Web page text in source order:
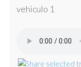
vehiculo 1